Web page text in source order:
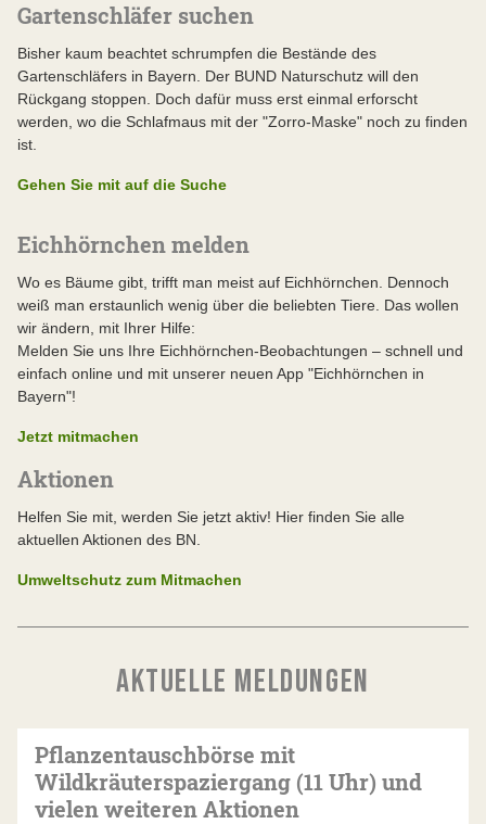
Gartenschläfer suchen
Bisher kaum beachtet schrumpfen die Bestände des
Gartenschläfers in Bayern. Der BUND Naturschutz will den
Rückgang stoppen. Doch dafür muss erst einmal erforscht
werden, wo die Schlafmaus mit der "Zorro-Maske" noch zu finden
ist.
Gehen Sie mit auf die Suche
Eichhörnchen melden
Wo es Bäume gibt, trifft man meist auf Eichhörnchen. Dennoch
weiß man erstaunlich wenig über die beliebten Tiere. Das wollen
wir ändern, mit Ihrer Hilfe:
Melden Sie uns Ihre Eichhörnchen-Beobachtungen – schnell und
einfach online und mit unserer neuen App "Eichhörnchen in
Bayern"!
Jetzt mitmachen
Aktionen
Helfen Sie mit, werden Sie jetzt aktiv! Hier finden Sie alle
aktuellen Aktionen des BN.
Umweltschutz zum Mitmachen
AKTUELLE MELDUNGEN
Pflanzentauschbörse mit
Wildkräuterspaziergang (11 Uhr) und
vielen weiteren Aktionen